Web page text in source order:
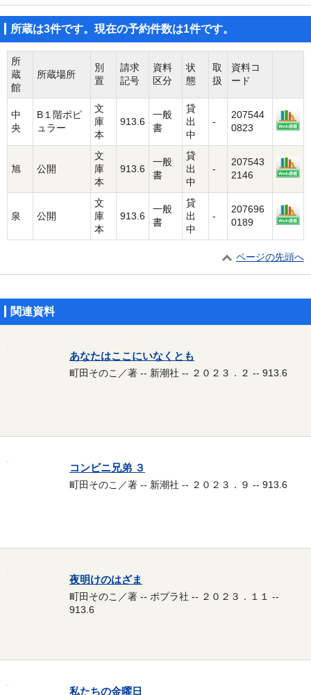
所蔵は3件です。現在の予約件数は1件です。
所
蔵
館
所蔵場所
別
置
請求
記号
資料
区分
状
態
取
扱
資料コ
ード
中
央
B１階ポピ
ュラー
文
庫
本
913.6
一般
書
貸
出
中
-
207544
0823
旭 公開
文
庫
本
913.6
一般
書
貸
出
中
-
207543
2146
泉 公開
文
庫
本
913.6
一般
書
貸
出
中
-
207696
0189
ページの先頭へ
関連資料
あなたはここにいなくとも
町田そのこ／著 -- 新潮社 -- ２０２３．２ -- 913.6
コンビニ兄弟 ３
町田そのこ／著 -- 新潮社 -- ２０２３．９ -- 913.6
夜明けのはざま
町田そのこ／著 -- ポプラ社 -- ２０２３．１１ --
913.6
私たちの金曜日